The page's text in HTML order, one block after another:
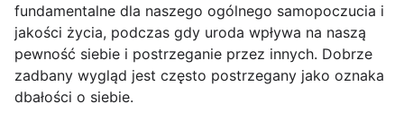
fundamentalne dla naszego ogólnego samopoczucia i
jakości życia, podczas gdy uroda wpływa na naszą
pewność siebie i postrzeganie przez innych. Dobrze
zadbany wygląd jest często postrzegany jako oznaka
dbałości o siebie.